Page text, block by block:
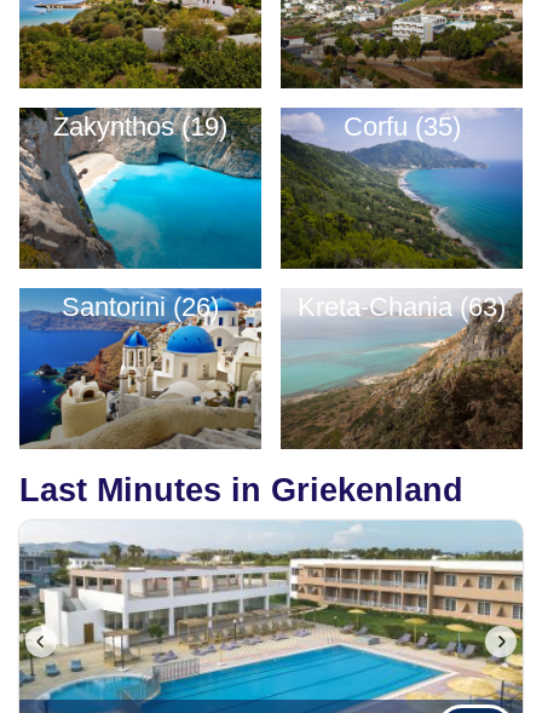
Zakynthos (19) Corfu (35)
Santorini (26) Kreta-Chania (63)
Last Minutes in Griekenland